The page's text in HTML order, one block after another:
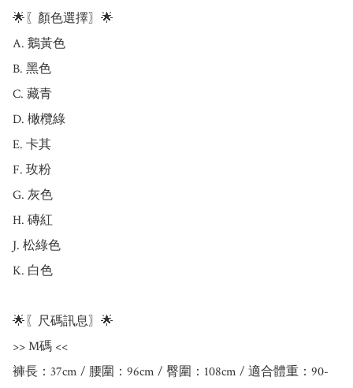
🌟〖顏色選擇〗🌟
A. 鵝黃色
B. 黑色
C. 藏青
D. 橄欖綠
E. 卡其
F. 玫粉
G. 灰色
H. 磚紅
J. 松綠色
K. 白色
🌟〖尺碼訊息〗🌟
>> M碼 <<
褲長：37cm / 腰圍：96cm / 臀圍：108cm / 適合體重：90-